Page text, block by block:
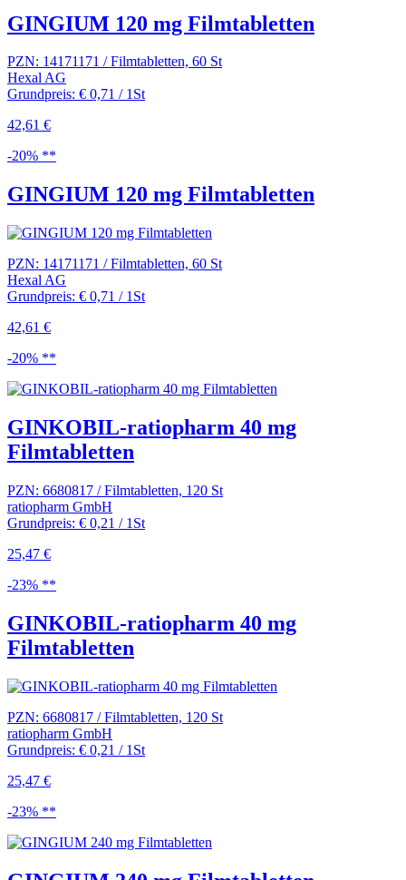
GINGIUM 120 mg Filmtabletten
PZN: 14171171 / Filmtabletten, 60 St
Hexal AG
Grundpreis: € 0,71 / 1St
42,61 €
-20% **
GINGIUM 120 mg Filmtabletten
PZN: 14171171 / Filmtabletten, 60 St
Hexal AG
Grundpreis: € 0,71 / 1St
42,61 €
-20% **
GINKOBIL-ratiopharm 40 mg
Filmtabletten
PZN: 6680817 / Filmtabletten, 120 St
ratiopharm GmbH
Grundpreis: € 0,21 / 1St
25,47 €
-23% **
GINKOBIL-ratiopharm 40 mg
Filmtabletten
PZN: 6680817 / Filmtabletten, 120 St
ratiopharm GmbH
Grundpreis: € 0,21 / 1St
25,47 €
-23% **